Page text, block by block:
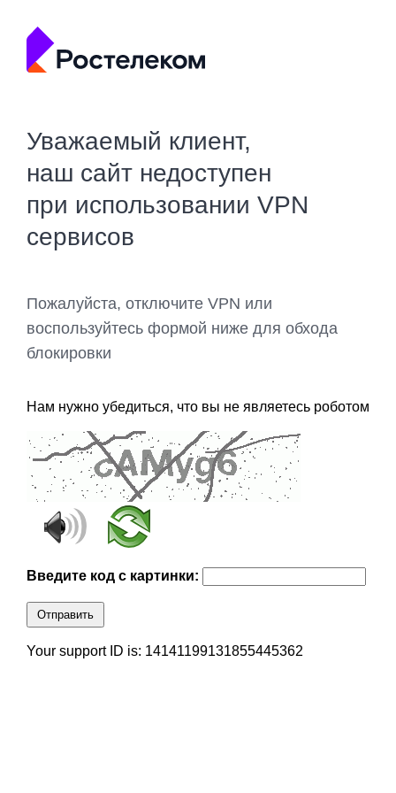
Уважаемый клиент,
наш сайт недоступен
при использовании VPN
сервисов
Пожалуйста, отключите VPN или
воспользуйтесь формой ниже для обхода
блокировки
Нам нужно убедиться, что вы не являетесь роботом
Введите код с картинки:
Отправить
Your support ID is: 14141199131855445362